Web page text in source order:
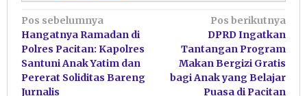
Navigasi
pos
Pos sebelumnya
Hangatnya Ramadan di
Polres Pacitan: Kapolres
Santuni Anak Yatim dan
Pererat Soliditas Bareng
Jurnalis
Pos berikutnya
DPRD Ingatkan
Tantangan Program
Makan Bergizi Gratis
bagi Anak yang Belajar
Puasa di Pacitan